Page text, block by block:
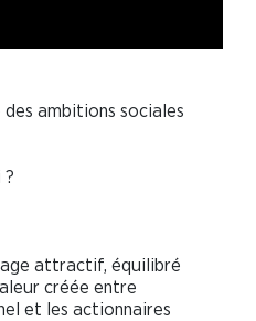
ambitions sociales
?
attractif, équilibré
créée entre
et les actionnaires